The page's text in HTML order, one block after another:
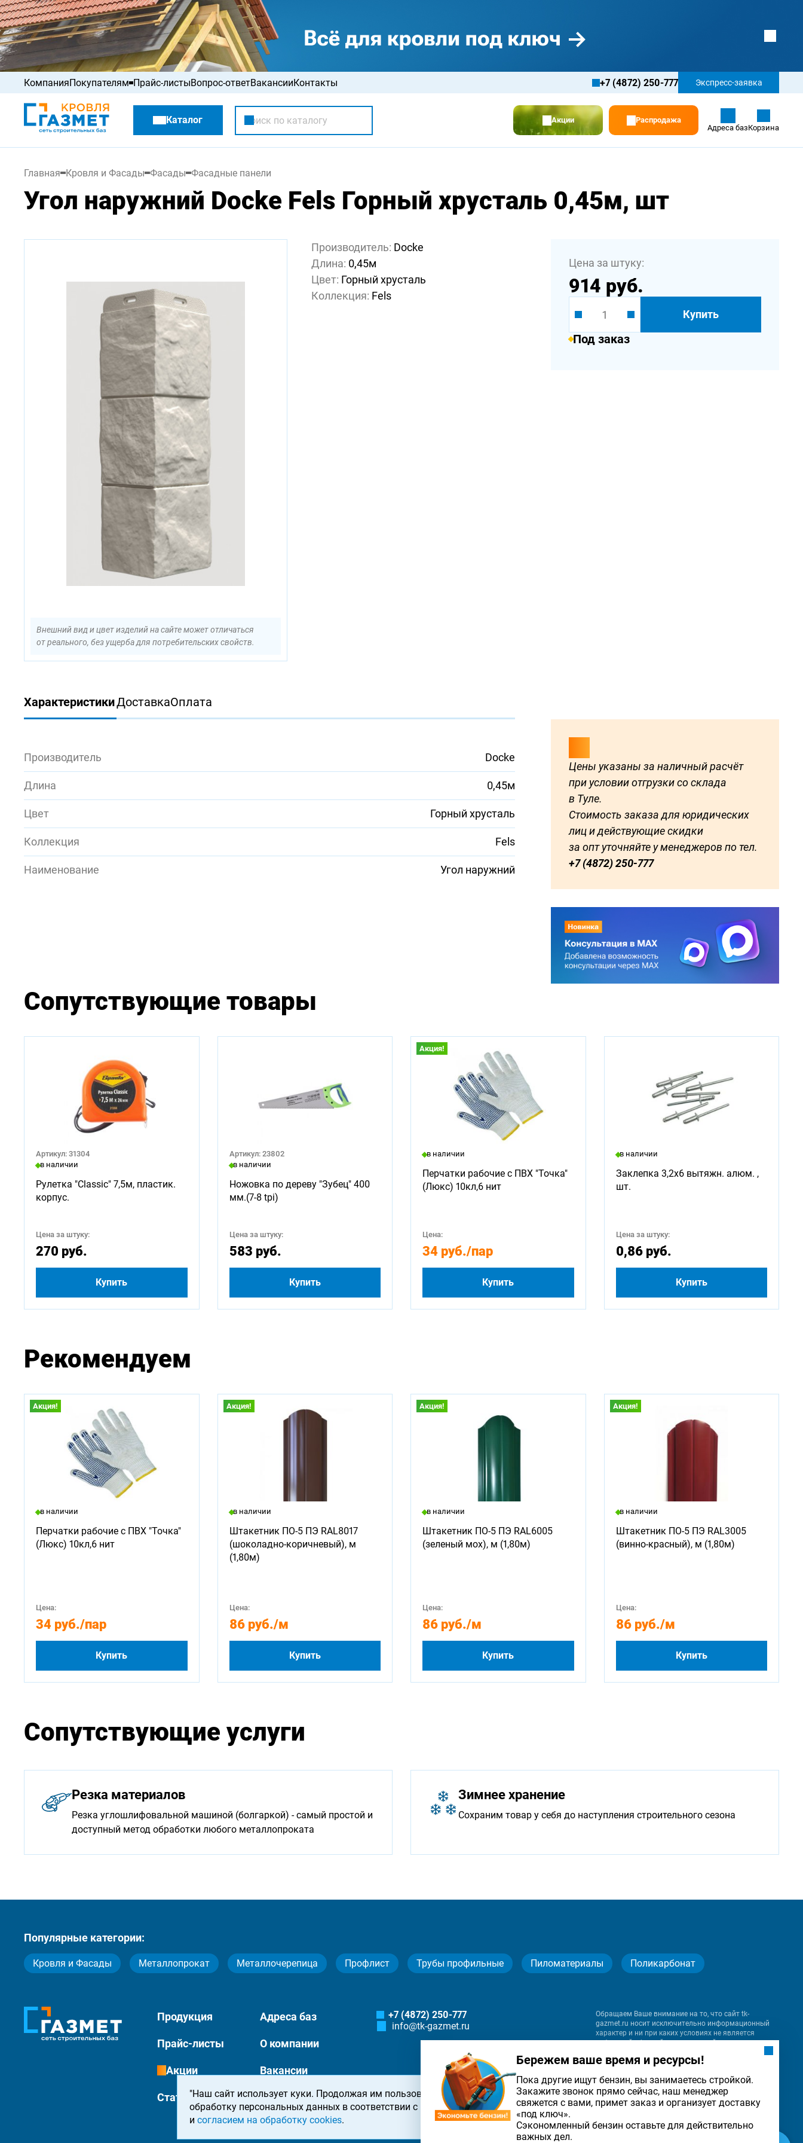
КомпанияПокупателям
Акции
Распродажа
Прайс-листыВопрос-ответВакансииКонтакты +7 (4872) 250-777 Экспресс-заявка
Каталог Акции
Распродажа
Адреса базКорзина
Главная Кровля и Фасады Фасады Фасадные панели
Угол наружний Docke Fels Горный хрусталь 0,45м, шт
Внешний вид и цвет изделий на сайте может отличаться
от реального, без ущерба для потребительских свойств.
Производитель: Docke
Длина: 0,45м
Цвет: Горный хрусталь
Коллекция: Fels
Цена за штуку:
914 руб.
Купить
Под заказ
ХарактеристикиДоставкаОплата
Производитель Docke
Длина 0,45м
Цвет Горный хрусталь
Коллекция Fels
Наименование Угол наружний
Цены указаны за наличный расчёт
при условии отгрузки со склада
в Туле.
Стоимость заказа для юридических
лиц и действующие скидки
за опт уточняйте у менеджеров по тел.
+7 (4872) 250-777
Сопутствующие товары
Артикул: 31304
в наличии
Рулетка "Classic" 7,5м, пластик.
корпус.
Цена за штуку:
270 руб.
Купить
Артикул: 23802
в наличии
Ножовка по дереву "Зубец" 400
мм.(7-8 tpi)
Цена за штуку:
583 руб.
Купить
Акция!
в наличии
Перчатки рабочие с ПВХ "Точка"
(Люкс) 10кл,6 нит
Цена:
34 руб./пар
Купить
в наличии
Заклепка 3,2х6 вытяжн. алюм. ,
шт.
Цена за штуку:
0,86 руб.
Купить
Рекомендуем
Акция!
в наличии
Перчатки рабочие с ПВХ "Точка"
(Люкс) 10кл,6 нит
Цена:
34 руб./пар
Купить
Акция!
в наличии
Штакетник ПО-5 ПЭ RAL8017
(шоколадно-коричневый), м
(1,80м)
Цена:
86 руб./м
Купить
Акция!
в наличии
Штакетник ПО-5 ПЭ RAL6005
(зеленый мох), м (1,80м)
Цена:
86 руб./м
Купить
Акция!
в наличии
Штакетник ПО-5 ПЭ RAL3005
(винно-красный), м (1,80м)
Цена:
86 руб./м
Купить
Сопутствующие услуги
Резка материалов
Резка углошлифовальной машиной (болгаркой) - самый простой и
доступный метод обработки любого металлопроката
Зимнее хранение
Сохраним товар у себя до наступления строительного сезона
Популярные категории:
Кровля и Фасады Металлопрокат Металлочерепица Профлист Трубы профильные Пиломатериалы Поликарбонат
Продукция Адреса баз
Прайс-листы О компании
Акции Вакансии
Статьи Контакты
+7 (4872) 250-777
info@tk-gazmet.ru
Обращаем Ваше внимание на то, что сайт tk-
gazmet.ru носит исключительно информационный
характер и ни при каких условиях не является
публичной офертой, определяемой положениями
Федерации.
"Наш сайт использует куки. Продолжая им пользоваться, вы соглашаетесь на
обработку персональных данных в соответствии с
политикой конфиденциальности
и согласием на обработку cookies.
ОК
Бережем ваше время и ресурсы!
Пока другие ищут бензин, вы занимаетесь стройкой.
Закажите звонок прямо сейчас, наш менеджер
свяжется с вами, примет заказ и организует доставку
«под ключ».
Сэкономленный бензин оставьте для действительно
важных дел.